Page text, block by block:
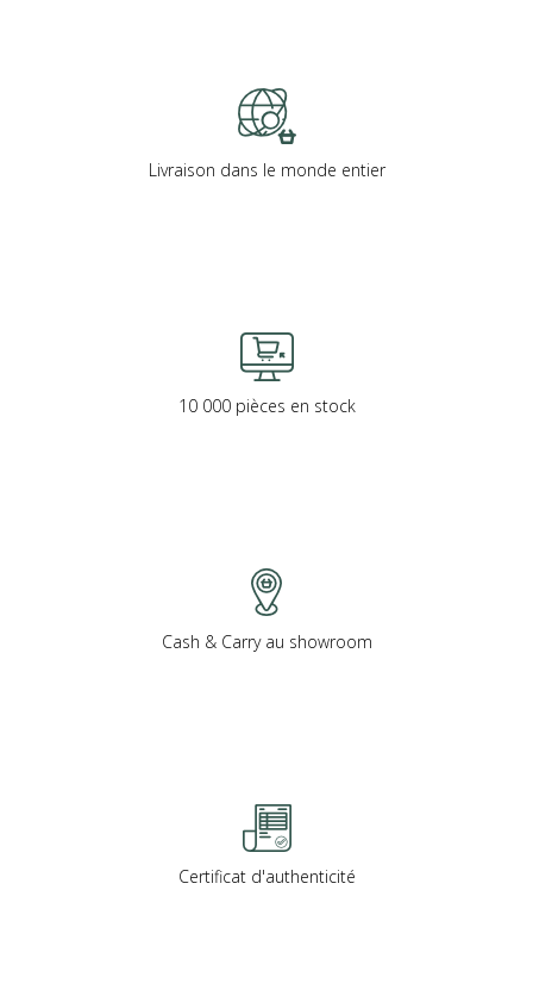
Livraison dans le monde entier
10 000 pièces en stock
Cash & Carry au showroom
Certificat d'authenticité